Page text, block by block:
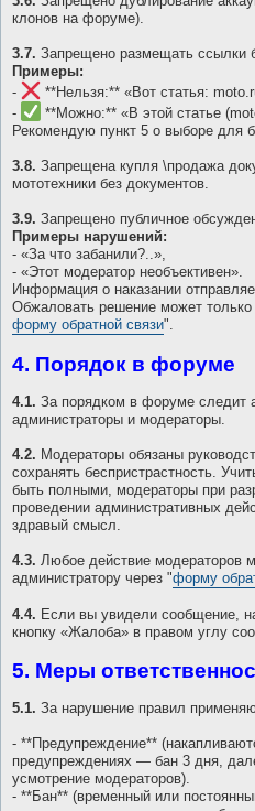
клонов на форуме).
3.7. Запрещено размещать ссылки
Примеры:
-
**Нельзя:** «Вот статья:
-
**Можно:** «В этой статье
Рекомендую пункт 5 о выборе для
3.8. Запрещена купля \продажа
мототехники без документов.
3.9. Запрещено публичное
Примеры нарушений:
- «За что забанили?..»,
- «Этот модератор необъективен».
Информация о наказании
Обжаловать решение может только
форму обратной связи".
4. Порядок в форуме
4.1. За порядком в форуме следит
администраторы и модераторы.
4.2. Модераторы обязаны
сохранять беспристрастность.
быть полными, модераторы при
проведении административных
здравый смысл.
4.3. Любое действие модераторов
администратору через "форму
4.4. Если вы увидели сообщение,
кнопку «Жалоба» в правом углу
5. Меры
5.1. За нарушение правил
- **Предупреждение**
предупреждениях — бан 3 дня,
усмотрение модераторов).
- **Бан** (временный или